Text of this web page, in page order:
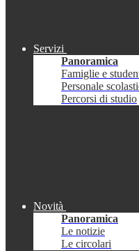
Servizi
Panoramica
Famiglie e
Personale
Percorsi di studio
Novità
Panoramica
Le notizie
Le circolari